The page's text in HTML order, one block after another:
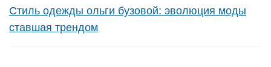
Стиль одежды ольги бузовой: эволюция моды
ставшая трендом